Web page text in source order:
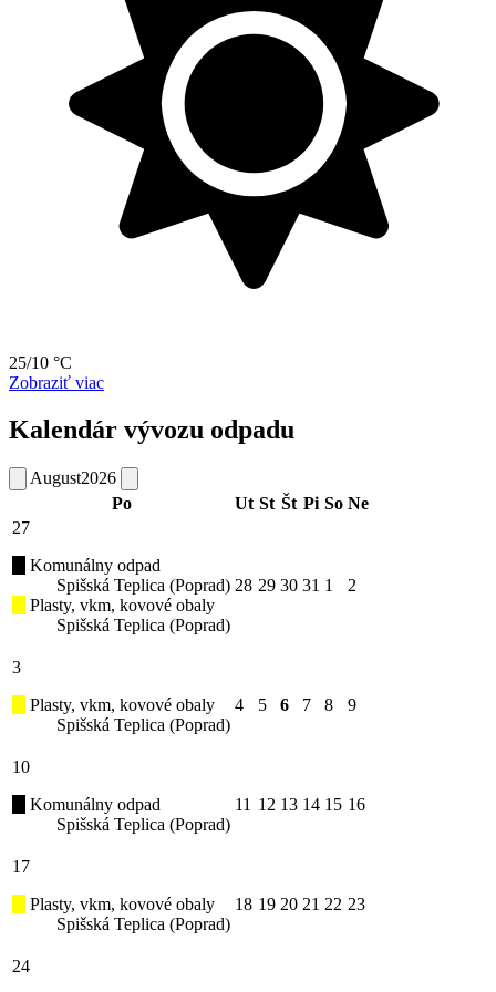
25/10 °C
Zobraziť viac
Kalendár vývozu odpadu
August2026
Po
Ut St Št Pi So Ne
27
Komunálny odpad
Spišská Teplica (Poprad)
Plasty, vkm, kovové obaly
Spišská Teplica (Poprad)
28 29 30 31 1 2
3
Plasty, vkm, kovové obaly
Spišská Teplica (Poprad)
4 5 6 7 8 9
10
Komunálny odpad
Spišská Teplica (Poprad)
11 12 13 14 15 16
17
Plasty, vkm, kovové obaly
Spišská Teplica (Poprad)
18 19 20 21 22 23
24